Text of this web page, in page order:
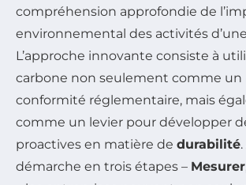
compréhension approfondie de
environnemental des activités
L’approche innovante consiste à
carbone non seulement comme un
conformité réglementaire, mais
comme un levier pour développer
proactives en matière de durabilité
démarche en trois étapes – Mesurer